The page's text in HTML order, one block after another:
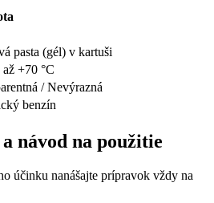
pasta (gél) v kartuši
+70 °C
/ Nevýrazná
benzín
návod na použitie
účinku nanášajte prípravok vždy na